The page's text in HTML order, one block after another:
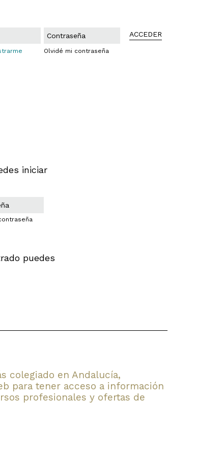
Olvidé mi contraseña
ACCEDER
iniciar
puedes
colegiado en Andalucía,
para tener acceso a información
profesionales y ofertas de